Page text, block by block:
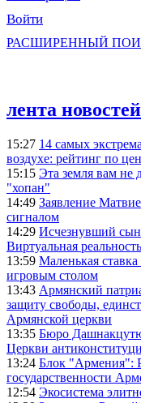
Войти
РАСШИРЕННЫЙ
лента новостей
15:27 14 самых
воздухе: рейтинг по
15:15 Эта земля вам не
"хопан"
14:49 Заявление
сигналом
14:29 Исчезнувший сын
Виртуальная
13:59 Маленькая
игровым столом
13:43 Армянский
защиту свободы,
Армянской церкви
13:35 Бюро
Церкви
13:24 Блок "Армения":
государственности
12:54 Экосистема